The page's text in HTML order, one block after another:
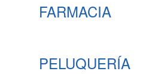
FARMACIA
PELUQUERÍA